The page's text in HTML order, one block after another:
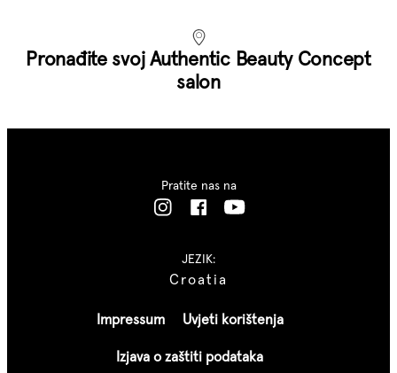
Pronađite svoj Authentic Beauty Concept
salon
Impressum Uvjeti korištenja
Izjava o zaštiti podataka
JEZIK:
Croatia
Pratite nas na